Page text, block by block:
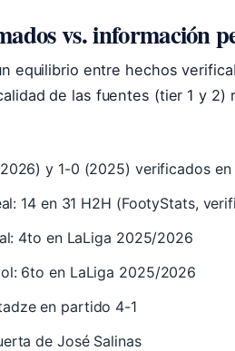
vs. información
equilibrio entre hechos
de las fuentes (tier 1 y 2)
y 1-0 (2025) verificados en
14 en 31 H2H (FootyStats,
4to en LaLiga 2025/2026
6to en LaLiga 2025/2026
en partido 4-1
de José Salinas